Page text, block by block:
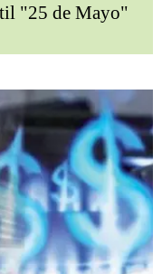
"25 de Mayo"